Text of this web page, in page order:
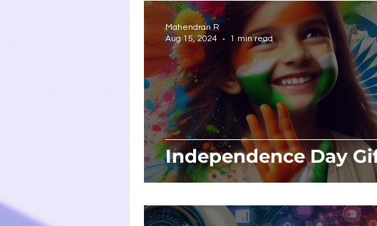
Independence Day
Mahendran R
Aug 15, 2024
1 min read